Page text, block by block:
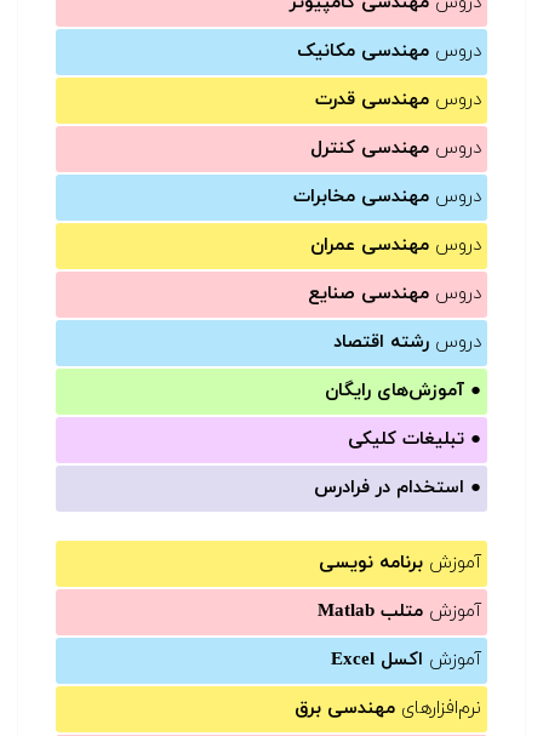
دروس مهندسی مکانیک
دروس مهندسی قدرت
دروس مهندسی کنترل
دروس مهندسی مخابرات
دروس مهندسی عمران
دروس مهندسی صنایع
دروس رشته اقتصاد
● آموزش‌های رایگان
● تبلیغات کلیکی
● استخدام در فرادرس
آموزش برنامه نویسی
آموزش متلب Matlab
آموزش اکسل Excel
نرم‌افزارهای مهندسی برق